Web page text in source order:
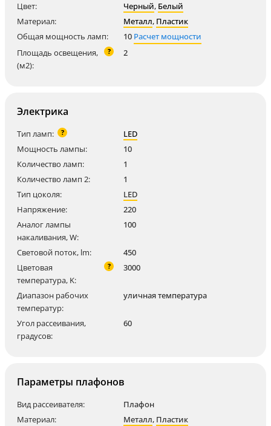
Цвет:
Черный, Белый
Материал:
Металл, Пластик
Общая мощность ламп:
10 Расчет мощности
Площадь освещения,
(м2):
? 2
Электрика
Тип ламп: ?
LED
Мощность лампы:
10
Количество ламп:
1
Количество ламп 2:
1
Тип цоколя:
LED
Напряжение:
220
Аналог лампы
накаливания, W:
100
Световой поток, lm:
450
Цветовая
температура, K:
? 3000
Диапазон рабочих
температур:
уличная температура
Угол рассеивания,
градусов:
60
Параметры плафонов
Вид рассеивателя:
Плафон
Материал:
Металл, Пластик